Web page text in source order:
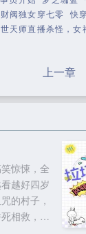
财阀独女穿七零 快
天师直播杀怪，女
上一章
惊悚，全
越好四岁
的村子，
相救，暗